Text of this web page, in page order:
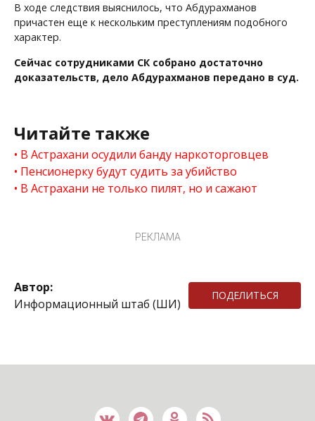
В ходе следствия выяснилось, что Абдурахманов
причастен еще к нескольким преступлениям подобного
характер.
Сейчас сотрудниками СК собрано достаточно
доказательств, дело Абдурахманов передано в суд.
Читайте также
В Астрахани осудили банду наркоторговцев
Пенсионерку будут судить за убийство
В Астрахани не только пилят, но и сажают
РЕКЛАМА
Автор:
Информационный штаб (ШИ)
ПОДЕЛИТЬСЯ